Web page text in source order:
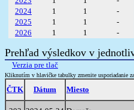
2024
1 1
-
2025
1 1
-
2026
1 1 -
Prehľad výsledkov v
Verzia pre tlač
Kliknutím v hlavičke tabulky zmenite usporiadanie
ČTK Dátum Miesto